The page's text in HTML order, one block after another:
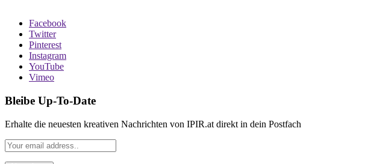
Facebook
Twitter
Pinterest
Instagram
YouTube
Vimeo
Bleibe Up-To-Date
Erhalte die neuesten kreativen Nachrichten von IPIR.at direkt in dein Postfach